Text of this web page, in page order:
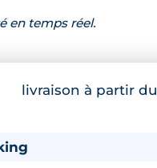
en temps réel.
livraison à partir du